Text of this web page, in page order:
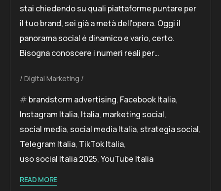
stai chiedendo su quali piattaforme puntare per
il tuo brand, sei già a metà dell’opera. Oggi il
panorama social è dinamico e vario, certo.
Bisogna conoscere i numeri reali per…
Digital Marketing
brandstorm advertising, Facebook Italia,
Instagram Italia, Italia, marketing social,
social media, social media Italia, strategia social,
Telegram Italia, TikTok Italia,
uso social Italia 2025,YouTube Italia
READ MORE